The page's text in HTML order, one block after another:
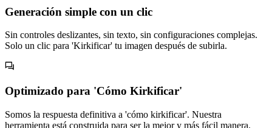
Generación simple con un clic
Sin controles deslizantes, sin texto, sin configuraciones complejas.
Solo un clic para 'Kirkificar' tu imagen después de subirla.
Optimizado para 'Cómo Kirkificar'
Somos la respuesta definitiva a 'cómo kirkificar'. Nuestra
herramienta está construida para ser la mejor y más fácil manera.